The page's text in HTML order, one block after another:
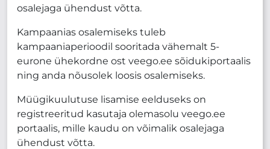
osalejaga ühendust võtta.
Kampaanias osalemiseks tuleb
kampaaniaperioodil sooritada vähemalt 5-
eurone ühekordne ost veego.ee sõidukiportaalis
ning anda nõusolek loosis osalemiseks.
Müügikuulutuse lisamise eelduseks on
registreeritud kasutaja olemasolu veego.ee
portaalis, mille kaudu on võimalik osalejaga
ühendust võtta.